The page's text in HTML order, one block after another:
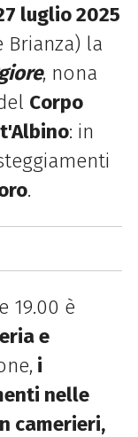
luglio 2025
la
, nona
Corpo
: in
.
19.00 è
e
i
nelle
camerieri,